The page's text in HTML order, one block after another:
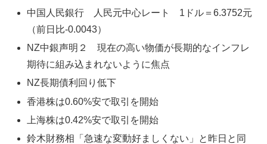
中国人民銀行 人民元中心レート 1ドル＝6.3752元
（前日比-0.0043）
NZ中銀声明２ 現在の高い物価が長期的なインフレ
期待に組み込まれないように焦点
NZ長期債利回り低下
香港株は0.60%安で取引を開始
上海株は0.42%安で取引を開始
鈴木財務相「急速な変動好ましくない」と昨日と同